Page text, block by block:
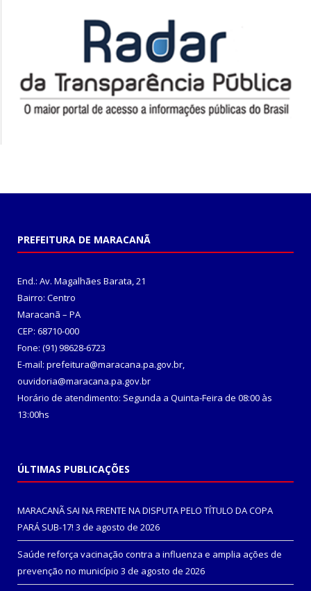
PREFEITURA DE MARACANÃ
End.: Av. Magalhães Barata, 21
Bairro: Centro
Maracanã – PA
CEP: 68710-000
Fone: (91) 98628-6723
E-mail: prefeitura@maracana.pa.gov.br,
ouvidoria@maracana.pa.gov.br
Horário de atendimento: Segunda a Quinta-Feira de 08:00 às
13:00hs
ÚLTIMAS PUBLICAÇÕES
MARACANÃ SAI NA FRENTE NA DISPUTA PELO TÍTULO DA COPA
PARÁ SUB-17! 3 de agosto de 2026
Saúde reforça vacinação contra a influenza e amplia ações de
prevenção no município 3 de agosto de 2026